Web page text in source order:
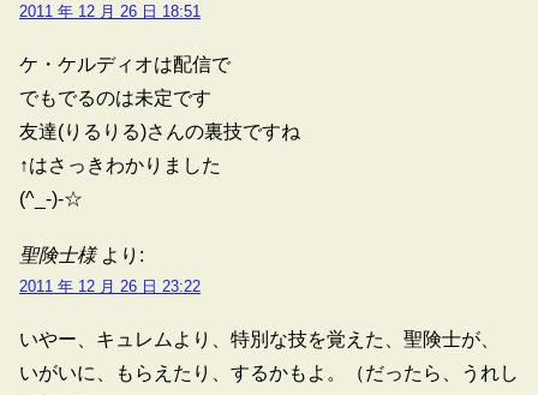
2011 年 12 月 26 日 18:51
ケ・ケルディオは配信で
でもでるのは未定です
友達(りるりる)さんの裏技ですね
↑はさっきわかりました
(^_-)-☆
聖険士様 より:
2011 年 12 月 26 日 23:22
いやー、キュレムより、特別な技を覚えた、聖険士が、
いがいに、もらえたり、するかもよ。（だったら、うれし